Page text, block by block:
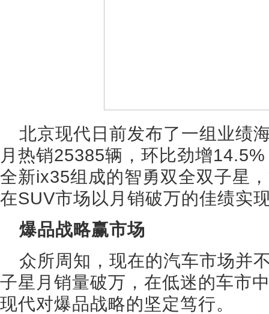
北京现代日前发布了一组业绩
月热销25385辆，环比劲增
全新ix35组成的智勇双全双子星
在SUV市场以月销破万的佳绩实
爆品战略赢市场
众所周知，现在的汽车市场并
子星月销量破万，在低迷的车市
现代对爆品战略的坚定笃行。